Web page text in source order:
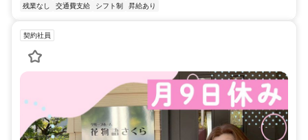
残業なし 交通費支給 シフト制 昇給あり
契約社員